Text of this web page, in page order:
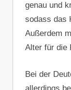
genau und
sodass das
Außerdem
Alter für die
Bei der
allerdings